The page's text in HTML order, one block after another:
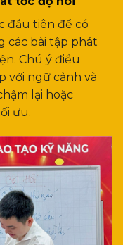
đầu tiên để có
các bài tập phát
Chú ý điều
với ngữ cảnh và
lại hoặc
ưu.